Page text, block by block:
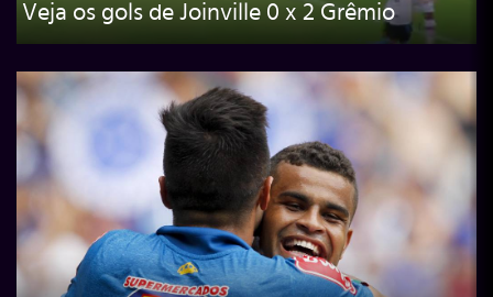
Veja os gols de Joinville 0 x 2 Grêmio